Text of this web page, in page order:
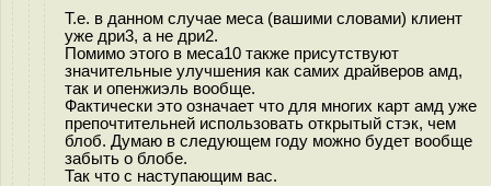
Т.е. в данном случае меса (вашими словами) клиент
уже дри3, а не дри2.
Помимо этого в меса10 также присутствуют
значительные улучшения как самих драйверов амд,
так и опенжиэль вообще.
Фактически это означает что для многих карт амд уже
препочтительней использовать открытый стэк, чем
блоб. Думаю в следующем году можно будет вообще
забыть о блобе.
Так что с наступающим вас.